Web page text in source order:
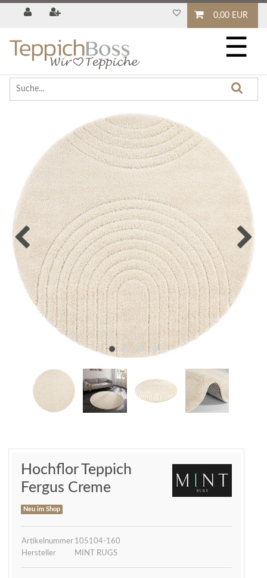
0,00 EUR
☰
Hochflor Teppich
Fergus Creme
Neu im Shop
Artikelnummer 105104-160
Hersteller
MINT RUGS